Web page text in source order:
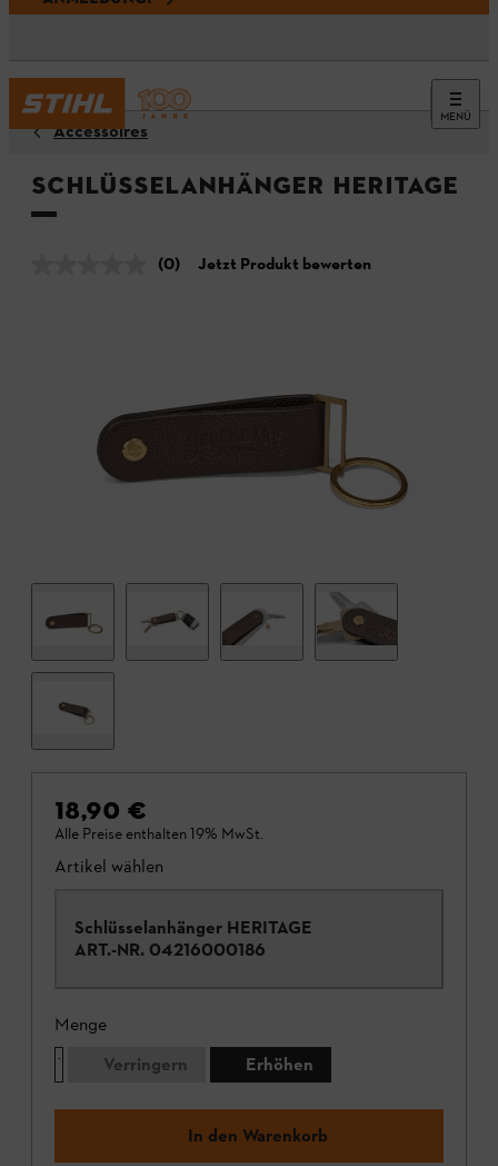
MENÜ
Accessoires
Schlüsselanhänger HERITAGE
(0) Jetzt Produkt bewerten
18,90 €
Alle Preise enthalten 19% MwSt.
Artikel wählen
Schlüsselanhänger HERITAGE
ART.-NR. 04216000186
Menge
Verringern
Erhöhen
In den Warenkorb